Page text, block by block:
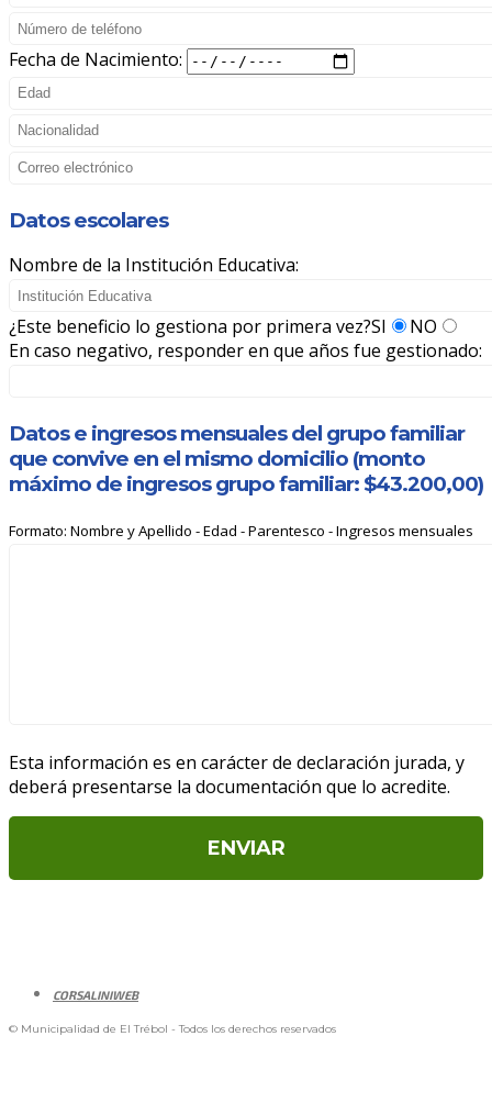
Fecha de Nacimiento:
Datos escolares
Nombre de la Institución Educativa:
¿Este beneficio lo gestiona por primera vez?SI
NO
En caso negativo, responder en que años fue gestionado:
Datos e ingresos mensuales del grupo familiar
que convive en el mismo domicilio (monto
máximo de ingresos grupo familiar: $43.200,00)
Formato: Nombre y Apellido - Edad - Parentesco - Ingresos mensuales
Esta información es en carácter de declaración jurada, y
deberá presentarse la documentación que lo acredite.
CORSALINIWEB
© Municipalidad de El Trébol - Todos los derechos reservados